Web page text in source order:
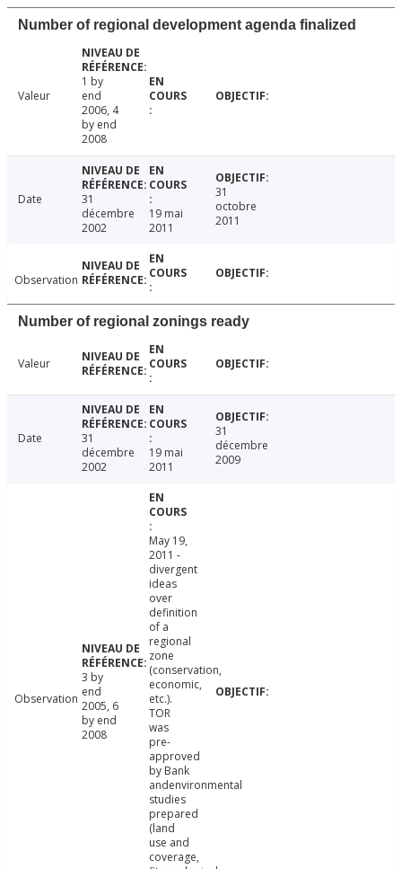
Number of regional development agenda finalized
Valeur
1 by
end
2006, 4
by end
2008
Date
31
décembre
2002
19 mai
2011
31
octobre
2011
Observation
Number of regional zonings ready
Valeur
Date
31
décembre
2002
19 mai
2011
31
décembre
2009
Observation
3 by
end
2005, 6
by end
2008
May 19,
2011 -
divergent
ideas
over
definition
of a
regional
zone
(conservation,
economic,
etc.).
TOR
was
pre-
approved
by Bank
andenvironmental
studies
prepared
(land
use and
coverage,